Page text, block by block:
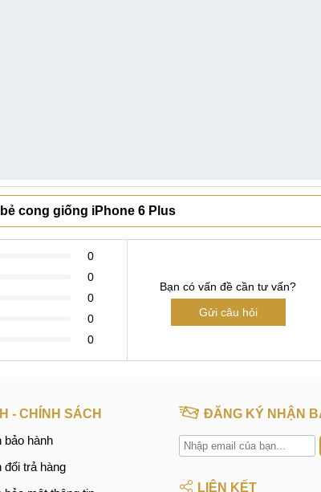
cong giống iPhone 6 Plus
0
0
0
0
0
Bạn có vấn đề cần tư vấn?
Gửi câu hỏi
- CHÍNH SÁCH
bảo hành
đổi trả hàng
ĐĂNG KÝ NHẬN
LIÊN KẾT